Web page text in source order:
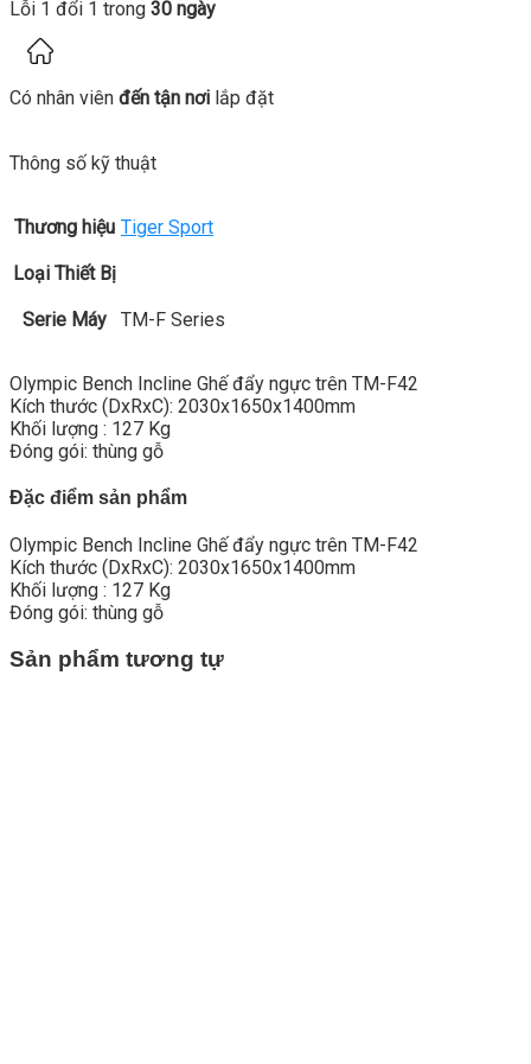
Lỗi 1 đổi 1 trong 30 ngày
Có nhân viên đến tận nơi lắp đặt
Thông số kỹ thuật
Thương hiệu Tiger Sport
Loại Thiết Bị
Serie Máy TM-F Series
Olympic Bench Incline Ghế đẩy ngực trên TM-F42
Kích thước (DxRxC): 2030x1650x1400mm
Khối lượng : 127 Kg
Đóng gói: thùng gỗ
Đặc điểm sản phẩm
Olympic Bench Incline Ghế đẩy ngực trên TM-F42
Kích thước (DxRxC): 2030x1650x1400mm
Khối lượng : 127 Kg
Đóng gói: thùng gỗ
Sản phẩm tương tự